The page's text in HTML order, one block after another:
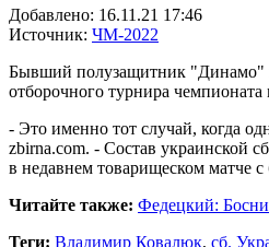
Добавлено: 16.11.21 17:46
Источник: ЧМ-2022
Бывший полузащитник "Динамо"
отборочного турнира чемпионата
- Это именно тот случай, когда
zbirna.com. - Состав украинской
в недавнем товарищеском матче
Читайте также: Федецкий:
Теги: Владимир Ковалюк, сб.